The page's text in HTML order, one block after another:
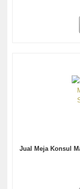
Jual Meja Konsul